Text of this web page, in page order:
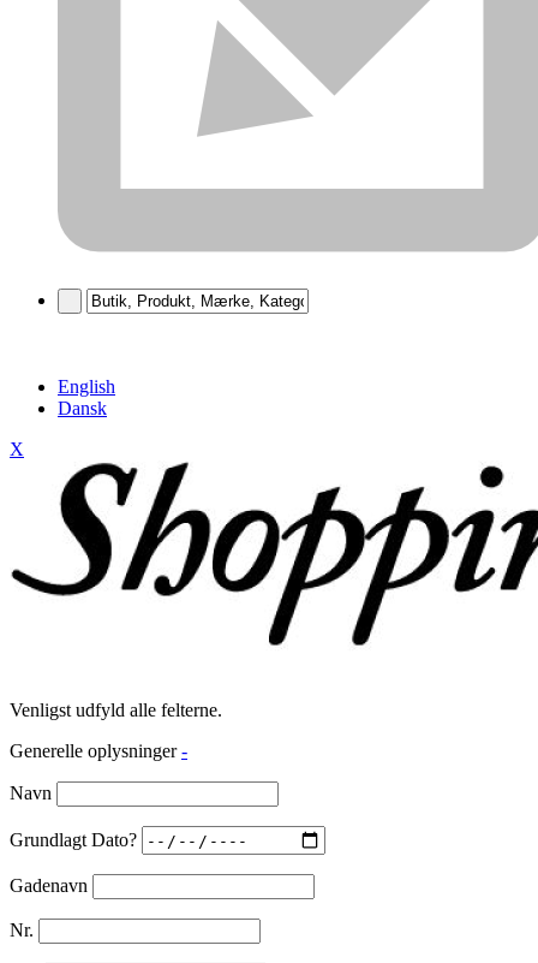
English
Dansk
X
Venligst udfyld alle felterne.
Generelle oplysninger -
Navn
Grundlagt Dato?
Gadenavn
Nr.